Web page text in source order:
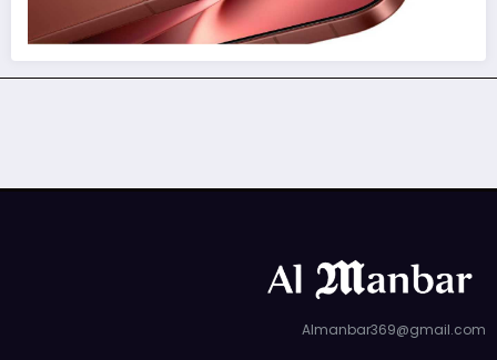
Almanbar369@gmail.com